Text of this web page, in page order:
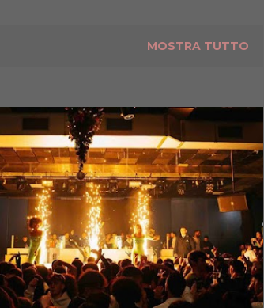
MOSTRA TUTTO